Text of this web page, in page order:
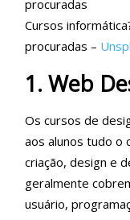
Cursos
procuradas –
1. Web
Os cursos de
aos alunos tudo o
criação, design e
geralmente
usuário,